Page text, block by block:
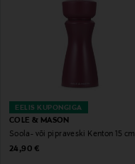
EELIS KUPONGIGA
COLE & MASON
Soola- või pipraveski Kenton 15 cm
Original Price
24,90 €